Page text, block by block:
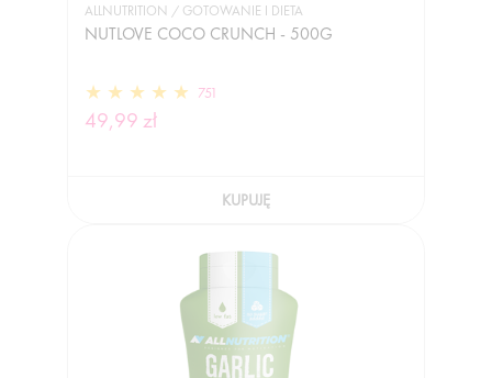
ALLNUTRITION / GOTOWANIE I DIETA
NUTLOVE COCO CRUNCH - 500G
751
49,99 zł
KUPUJĘ